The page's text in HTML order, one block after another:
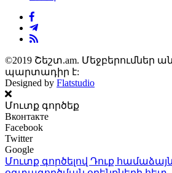
©2019 Շեշտ.am. Մեջբերումներ
պարտադիր է:
Designed by Flatstudio
Մուտք գործեք
Вконтакте
Facebook
Twitter
Google
Մուտք գործելով Դուք